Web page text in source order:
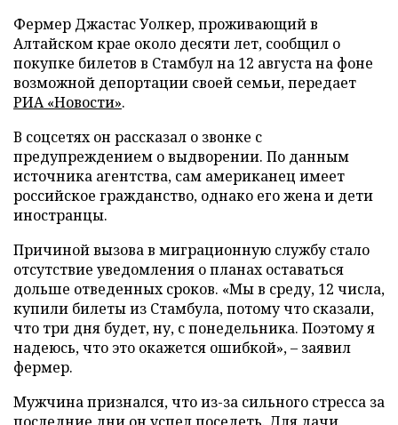
Фермер Джастас Уолкер, проживающий в
Алтайском крае около десяти лет, сообщил о
покупке билетов в Стамбул на 12 августа на фоне
возможной депортации своей семьи, передает
РИА «Новости».
В соцсетях он рассказал о звонке с
предупреждением о выдворении. По данным
источника агентства, сам американец имеет
российское гражданство, однако его жена и дети
иностранцы.
Причиной вызова в миграционную службу стало
отсутствие уведомления о планах оставаться
дольше отведенных сроков. «Мы в среду, 12 числа,
купили билеты из Стамбула, потому что сказали,
что три дня будет, ну, с понедельника. Поэтому я
надеюсь, что это окажется ошибкой», – заявил
фермер.
Мужчина признался, что из-за сильного стресса за